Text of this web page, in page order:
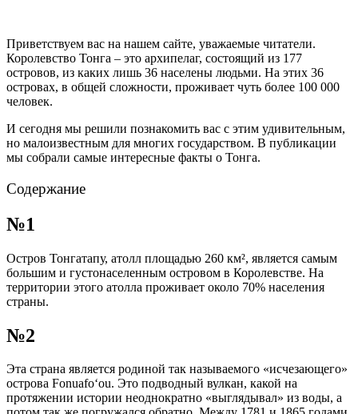
Приветствуем вас на нашем сайте, уважаемые читатели.
Королевство Тонга – это архипелаг, состоящий из 177
островов, из каких лишь 36 населены людьми. На этих 36
островах, в общей сложности, проживает чуть более 100 000
человек.
И сегодня мы решили познакомить вас с этим удивительным,
но малоизвестным для многих государством. В публикации
мы собрали самые интересные факты о Тонга.
Содержание
№1
Остров Тонгатапу, атолл площадью 260 км², является самым
большим и густонаселенным островом в Королевстве. На
территории этого атолла проживает около 70% населения
страны.
№2
Эта страна является родиной так называемого «исчезающего»
острова Fonuafoʻou. Это подводный вулкан, какой на
протяжении истории неоднократно «выглядывал» из воды, а